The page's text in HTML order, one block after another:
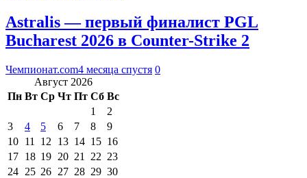
Astralis — первый финалист PGL
Bucharest 2026 в Counter-Strike 2
Чемпионат.com4 месяца спустя 0
Август 2026
Пн Вт Ср Чт Пт Сб Вс
1
2
3
4 5 6 7 8
9
10 11 12 13 14 15 16
17 18 19 20 21 22 23
24 25 26 27 28 29 30